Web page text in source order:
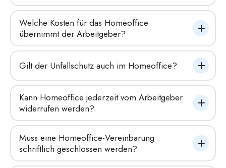
Welche Kosten für das Homeoffice
übernimmt der Arbeitgeber?
Gilt der Unfallschutz auch im Homeoffice?
Kann Homeoffice jederzeit vom Arbeitgeber
widerrufen werden?
Muss eine Homeoffice-Vereinbarung
schriftlich geschlossen werden?